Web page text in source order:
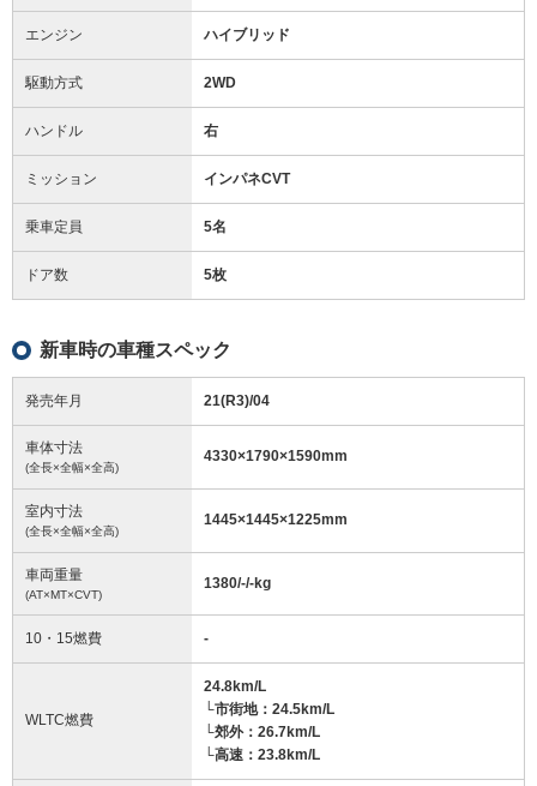
エンジン ハイブリッド
駆動方式 2WD
ハンドル 右
ミッション インパネCVT
乗車定員 5名
ドア数 5枚
新車時の車種スペック
発売年月 21(R3)/04
車体寸法
(全長×全幅×全高)
4330×1790×1590mm
室内寸法
(全長×全幅×全高)
1445×1445×1225mm
車両重量
(AT×MT×CVT)
1380/-/-kg
10・15燃費 -
WLTC燃費
24.8km/L
└市街地：24.5km/L
└郊外：26.7km/L
└高速：23.8km/L